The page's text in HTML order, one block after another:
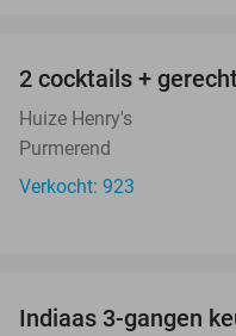
2 cocktails +
Huize Henry's
Purmerend
Verkocht: 923
Indiaas 3-gangen